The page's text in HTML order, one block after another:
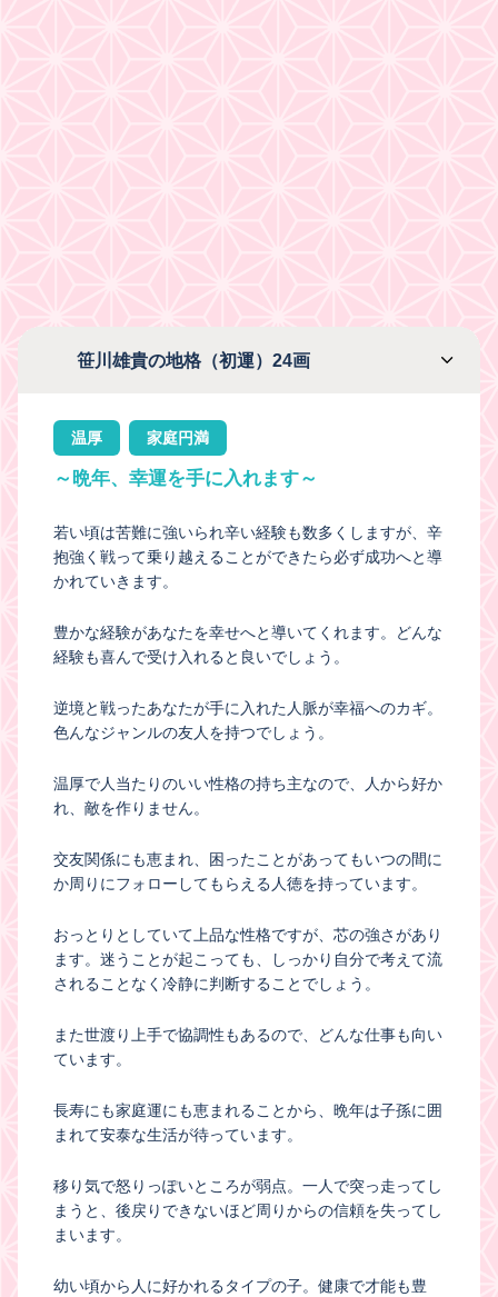
笹川雄貴の地格（初運）24画
温厚 家庭円満
～晩年、幸運を手に入れます～
若い頃は苦難に強いられ辛い経験も数多くしますが、辛
抱強く戦って乗り越えることができたら必ず成功へと導
かれていきます。
豊かな経験があなたを幸せへと導いてくれます。どんな
経験も喜んで受け入れると良いでしょう。
逆境と戦ったあなたが手に入れた人脈が幸福へのカギ。
色んなジャンルの友人を持つでしょう。
温厚で人当たりのいい性格の持ち主なので、人から好か
れ、敵を作りません。
交友関係にも恵まれ、困ったことがあってもいつの間に
か周りにフォローしてもらえる人徳を持っています。
おっとりとしていて上品な性格ですが、芯の強さがあり
ます。迷うことが起こっても、しっかり自分で考えて流
されることなく冷静に判断することでしょう。
また世渡り上手で協調性もあるので、どんな仕事も向い
ています。
長寿にも家庭運にも恵まれることから、晩年は子孫に囲
まれて安泰な生活が待っています。
移り気で怒りっぽいところが弱点。一人で突っ走ってし
まうと、後戻りできないほど周りからの信頼を失ってし
まいます。
幼い頃から人に好かれるタイプの子。健康で才能も豊